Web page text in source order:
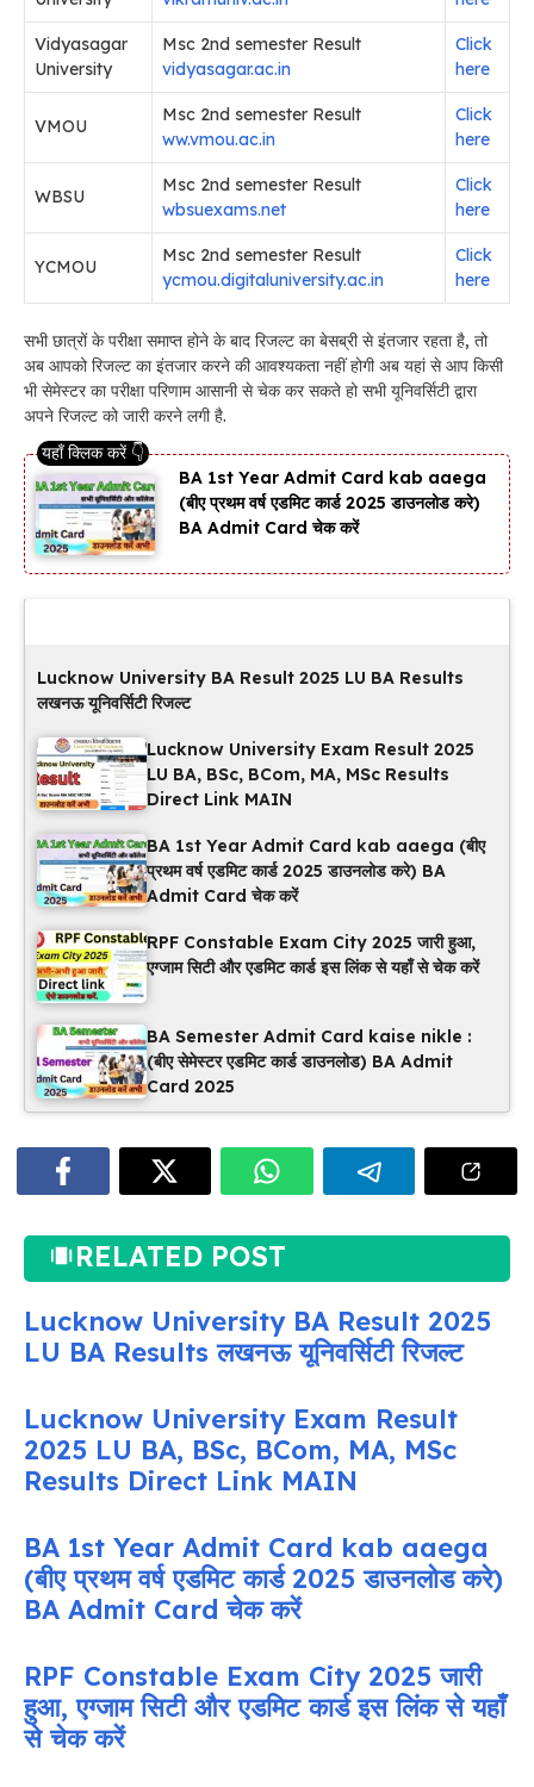
Vidyasagar
University
Msc 2nd semester Result
vidyasagar.ac.in
Click
here
VMOU
Msc 2nd semester Result
ww.vmou.ac.in
Click
here
WBSU
Msc 2nd semester Result
wbsuexams.net
Click
here
YCMOU
Msc 2nd semester Result
ycmou.digitaluniversity.ac.in
Click
here
सभी छात्रों के परीक्षा समाप्त होने के बाद रिजल्ट का बेसब्री से इंतजार रहता है, तो
अब आपको रिजल्ट का इंतजार करने की आवश्यकता नहीं होगी अब यहां से आप किसी
भी सेमेस्टर का परीक्षा परिणाम आसानी से चेक कर सकते हो सभी यूनिवर्सिटी द्वारा
अपने रिजल्ट को जारी करने लगी है.
BA 1st Year Admit Card kab aaega
(बीए प्रथम वर्ष एडमिट कार्ड 2025 डाउनलोड करे)
BA Admit Card चेक करें
Lucknow University BA Result 2025 LU BA Results
लखनऊ यूनिवर्सिटी रिजल्ट
Lucknow University Exam Result 2025
LU BA, BSc, BCom, MA, MSc Results
Direct Link MAIN
BA 1st Year Admit Card kab aaega (बीए
प्रथम वर्ष एडमिट कार्ड 2025 डाउनलोड करे) BA
Admit Card चेक करें
RPF Constable Exam City 2025 जारी हुआ,
एग्जाम सिटी और एडमिट कार्ड इस लिंक से यहाँ से चेक करें
BA Semester Admit Card kaise nikle :
(बीए सेमेस्टर एडमिट कार्ड डाउनलोड) BA Admit
Card 2025
RELATED POST
Lucknow University BA Result 2025
LU BA Results लखनऊ यूनिवर्सिटी रिजल्ट
Lucknow University Exam Result
2025 LU BA, BSc, BCom, MA, MSc
Results Direct Link MAIN
BA 1st Year Admit Card kab aaega
(बीए प्रथम वर्ष एडमिट कार्ड 2025 डाउनलोड करे)
BA Admit Card चेक करें
RPF Constable Exam City 2025 जारी
हुआ, एग्जाम सिटी और एडमिट कार्ड इस लिंक से यहाँ
से चेक करें